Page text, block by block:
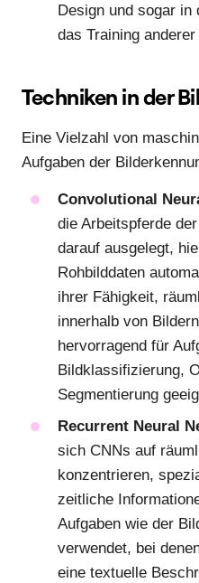
Design und sogar in
das Training
Techniken in der
Eine Vielzahl von
Aufgaben der
Convolutional
die Arbeitspferde
darauf ausgelegt,
Rohbilddaten
ihrer Fähigkeit,
innerhalb von
hervorragend für
Bildklassifizierung,
Segmentierung
Recurrent Neural
sich CNNs auf
konzentrieren,
zeitliche
Aufgaben wie der
verwendet, bei
eine textuelle